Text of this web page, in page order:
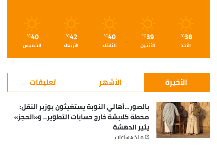
38
℃
الأحد
39
℃
الأثنين
40
℃
الثلاثاء
42
℃
الأربعاء
40
℃
الخميس
الأخيرة الأشهر تعليقات
بالصور…أهالي النوبة يستغيثون بوزير النقل:
محطة كلابشة خارج حسابات التطوير.. و«الحجز»
يثير الدهشة
منذ 4 ساعات